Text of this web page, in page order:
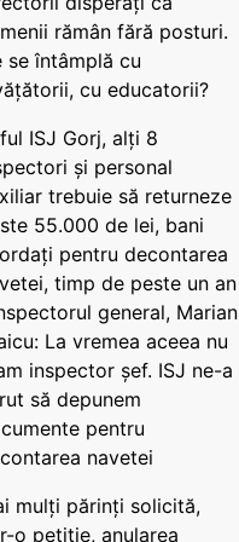
rămân fără posturi.
se întâmplă cu
cu educatorii?
ISJ Gorj, alți 8
și personal
trebuie să returneze
55.000 de lei, bani
pentru decontarea
timp de peste un an
general, Marian
La vremea aceea nu
inspector șef. ISJ ne-a
să depunem
pentru
navetei
mulți părinți solicită,
o petiție, anularea